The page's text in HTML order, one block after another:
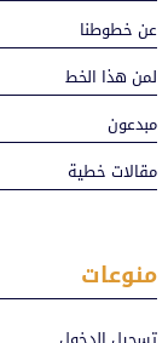
عن خطوطنا
لمن هذا الخط
مبدعون
مقالات خطية
منوعات